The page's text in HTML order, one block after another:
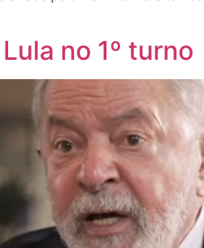
no 1º turno